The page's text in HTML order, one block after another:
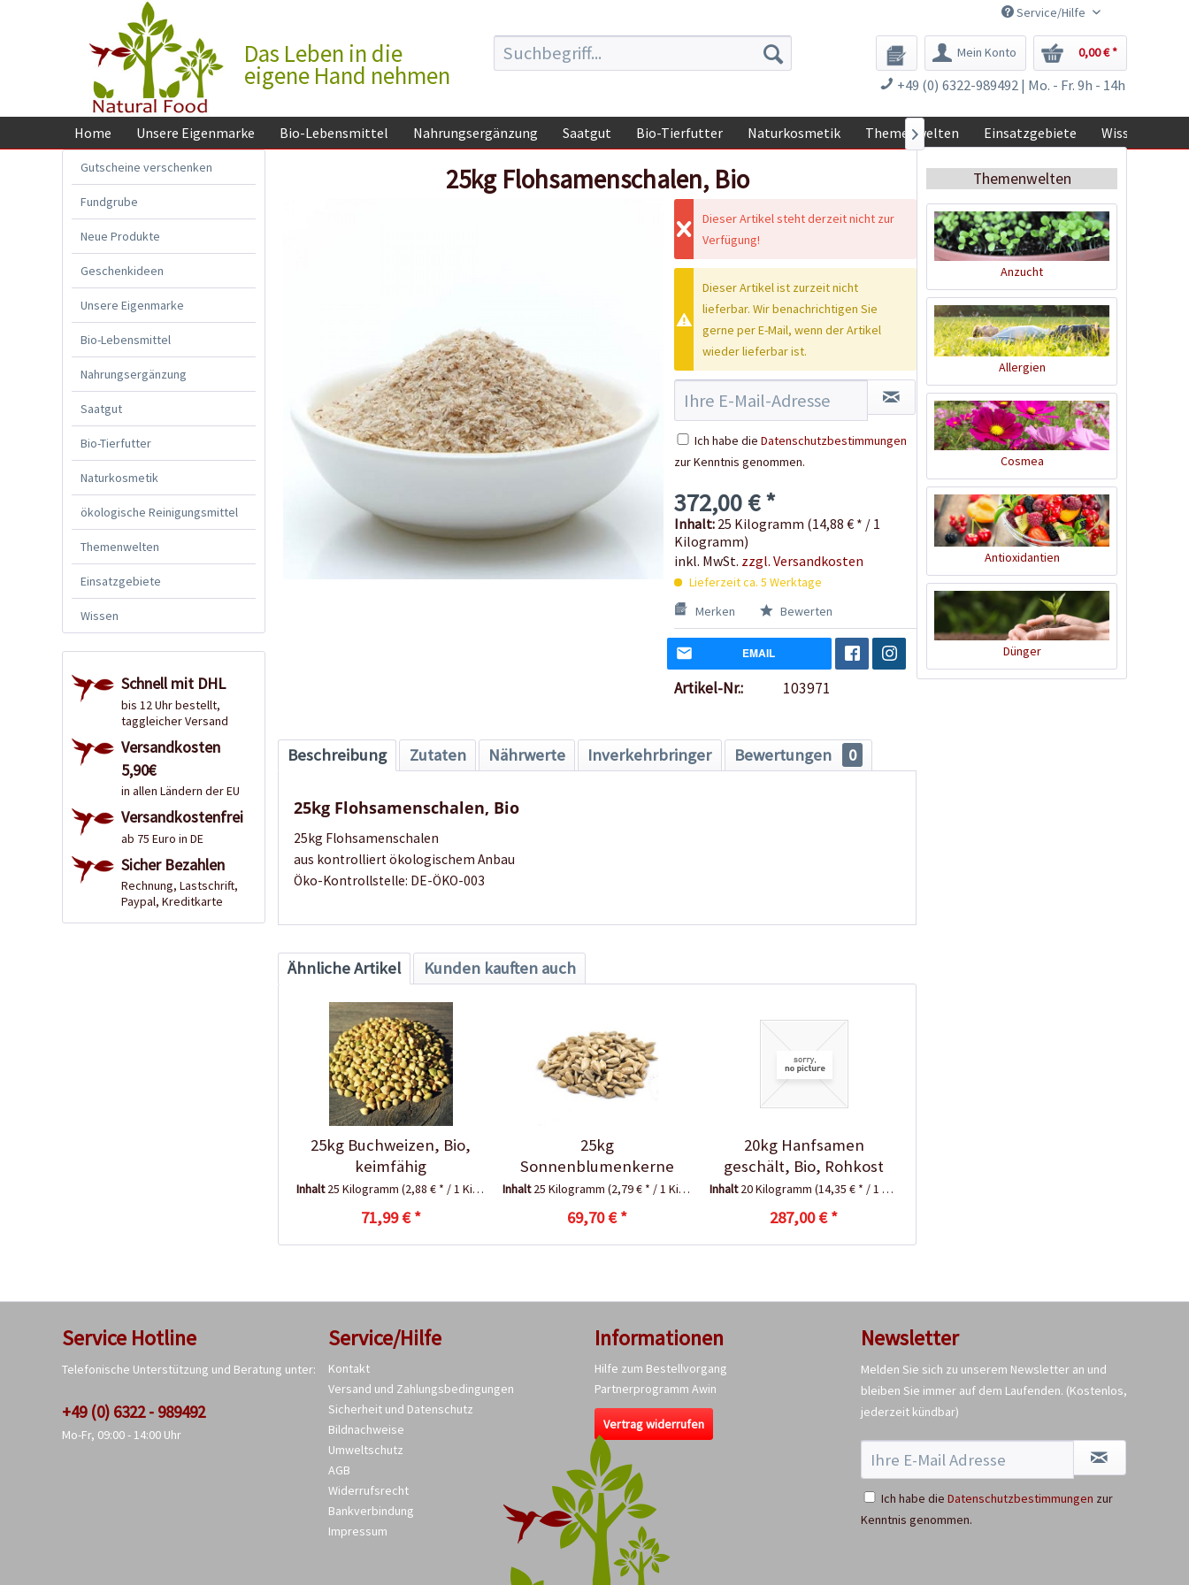
Service/Hilfe
Das Leben in die
eigene Hand nehmen
Mein Konto 0,00 € *
+49 (0) 6322-989492 | Mo. - Fr. 9h - 14h
Home Unsere Eigenmarke Bio-Lebensmittel Nahrungsergänzung Saatgut Bio-Tierfutter Naturkosmetik Themenwelten Einsatzgebiete Wissen

Gutscheine verschenken
Fundgrube
Neue Produkte
Geschenkideen
Unsere Eigenmarke
Bio-Lebensmittel
Nahrungsergänzung
Saatgut
Bio-Tierfutter
Naturkosmetik
ökologische Reinigungsmittel
Themenwelten
Einsatzgebiete
Wissen
Schnell mit DHL
bis 12 Uhr bestellt,
taggleicher Versand
Versandkosten
5,90€
in allen Ländern der EU
Versandkostenfrei
ab 75 Euro in DE
Sicher Bezahlen
Rechnung, Lastschrift,
Paypal, Kreditkarte
25kg Flohsamenschalen, Bio
Dieser Artikel steht derzeit nicht zur
Verfügung!
Dieser Artikel ist zurzeit nicht
lieferbar. Wir benachrichtigen Sie
gerne per E-Mail, wenn der Artikel
wieder lieferbar ist.
Ich habe die Datenschutzbestimmungen
zur Kenntnis genommen.
372,00 € *
Inhalt: 25 Kilogramm (14,88 € * / 1
Kilogramm)
inkl. MwSt. zzgl. Versandkosten
Lieferzeit ca. 5 Werktage
Merken
Bewerten
EMAIL
Artikel-Nr.: 103971
Beschreibung Zutaten Nährwerte Inverkehrbringer Bewertungen 0
25kg Flohsamenschalen, Bio
25kg Flohsamenschalen
aus kontrolliert ökologischem Anbau
Öko-Kontrollstelle: DE-ÖKO-003
Ähnliche Artikel Kunden kauften auch
25kg Buchweizen, Bio,
keimfähig
Inhalt25 Kilogramm (2,88 € * / 1 Kilogramm)
71,99 € *
25kg
Sonnenblumenkerne
geschält, Bio
Inhalt25 Kilogramm(2,79 € * / 1 Kilogramm)
69,70 € *
20kg Hanfsamen
geschält, Bio, Rohkost
Inhalt20 Kilogramm (14,35 € * / 1 Kilogramm)
287,00 € *
Themenwelten
Anzucht
Allergien
Cosmea
Antioxidantien
Dünger
Service Hotline
Telefonische Unterstützung und Beratung unter:
+49 (0) 6322 - 989492
Mo-Fr, 09:00 - 14:00 Uhr
Service/Hilfe
Kontakt
Versand und Zahlungsbedingungen
Sicherheit und Datenschutz
Bildnachweise
Umweltschutz
AGB
Widerrufsrecht
Bankverbindung
Impressum
Informationen
Hilfe zum Bestellvorgang
Partnerprogramm Awin
Vertrag widerrufen
Newsletter
Melden Sie sich zu unserem Newsletter an und
bleiben Sie immer auf dem Laufenden. (Kostenlos,
jederzeit kündbar)
Ich habe die Datenschutzbestimmungen zur
Kenntnis genommen.